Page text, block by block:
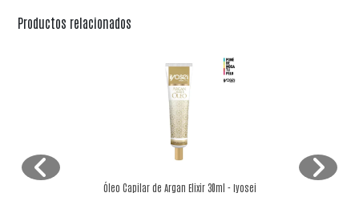
Productos relacionados
Óleo Capilar de Argan Elixir 30ml - Iyosei